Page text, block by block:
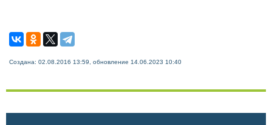
Создана: 02.08.2016 13:59, обновление 14.06.2023 10:40